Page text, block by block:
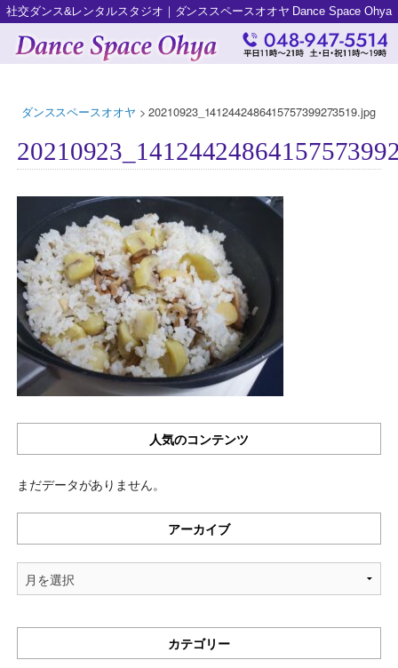
社交ダンス&レンタルスタジオ｜ダンススペースオオヤ Dance Space Ohya
ダンススペースオオヤ >20210923_1412442486415757399273519.jpg
人気のコンテンツ
まだデータがありません。
アーカイブ
ア
ー
ブ
カテゴリー